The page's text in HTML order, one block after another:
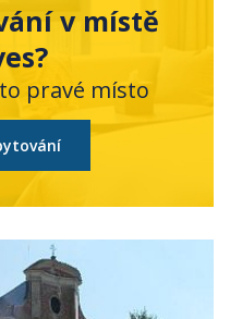
v místě
pravé místo